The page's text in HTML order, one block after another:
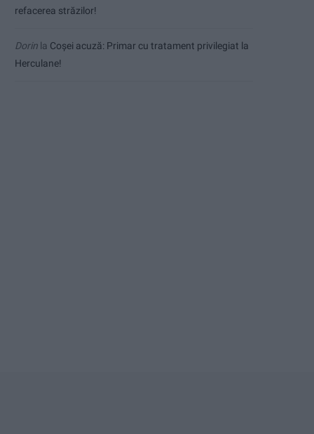
refacerea străzilor!
Dorin la Coșei acuză: Primar cu tratament privilegiat la
Herculane!